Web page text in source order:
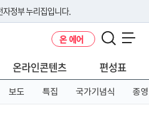
자정부 누리집입니다.
인 주소를 사용하고 있다면 아래 URL에
온 에어
온라인콘텐츠 편성표
보도 특집 국가기념식 종영